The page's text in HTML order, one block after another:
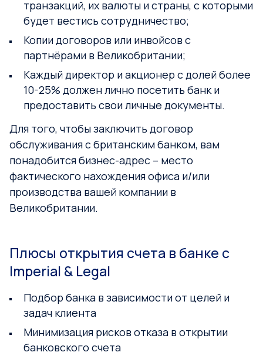
транзакций, их валюты и страны, с которыми
будет вестись сотрудничество;
Копии договоров или инвойсов с
партнёрами в Великобритании;
Каждый директор и акционер с долей более
10-25% должен лично посетить банк и
предоставить свои личные документы.
Для того, чтобы заключить договор
обслуживания с британским банком, вам
понадобится бизнес-адрес – место
фактического нахождения офиса и/или
производства вашей компании в
Великобритании.
Плюсы открытия счета в банке с
Imperial & Legal
Подбор банка в зависимости от целей и
задач клиента
Минимизация рисков отказа в открытии
банковского счета